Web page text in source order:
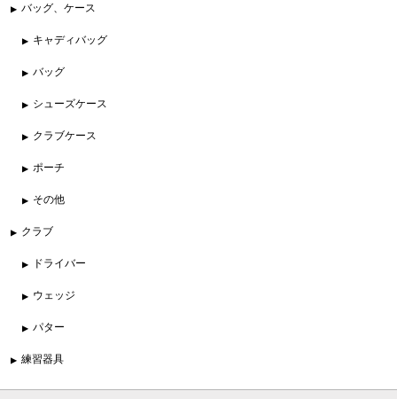
バッグ、ケース
キャディバッグ
バッグ
シューズケース
クラブケース
ポーチ
その他
クラブ
ドライバー
ウェッジ
パター
練習器具